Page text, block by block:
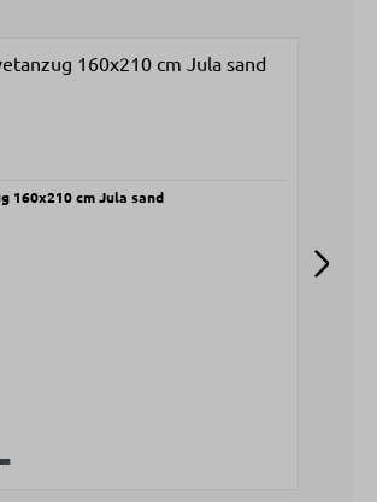
überspringen
160x210 cm Jula sand